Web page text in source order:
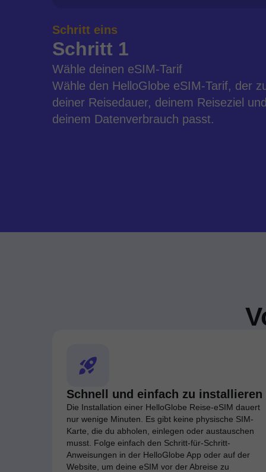
Schritt eins
Schritt 1
Wähle deinen eSIM-Tarif
Wähle den HelloGlobe eSIM-Tarif, der
deiner Reisedauer, deinem Reiseziel
deinem Datenverbrauch passt.
Schnell und einfach zu installieren
Die Installation einer HelloGlobe Reise-eSIM dauert
nur wenige Minuten. Es gibt keine physische SIM-
Karte, die du abholen, einlegen oder austauschen
musst. Folge einfach den Schritt-für-Schritt-
Anweisungen in der HelloGlobe App oder auf der
Website, um deine eSIM vor der Abreise zu